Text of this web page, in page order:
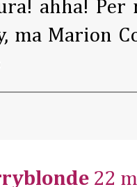
ahha! Per
ma Marion
22